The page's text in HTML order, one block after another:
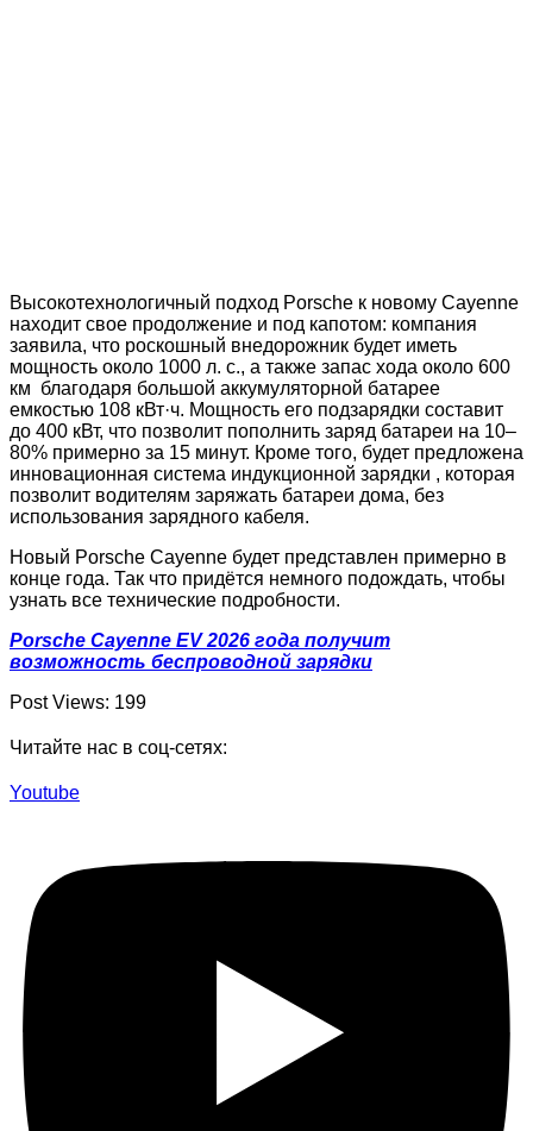
Высокотехнологичный подход Porsche к новому Cayenne
находит свое продолжение и под капотом: компания
заявила, что роскошный внедорожник будет иметь
мощность около 1000 л. с., а также запас хода около 600
км благодаря большой аккумуляторной батарее
емкостью 108 кВт·ч. Мощность его подзарядки составит
до 400 кВт, что позволит пополнить заряд батареи на 10–
80% примерно за 15 минут. Кроме того, будет предложена
инновационная система индукционной зарядки , которая
позволит водителям заряжать батареи дома, без
использования зарядного кабеля.
Новый Porsche Cayenne будет представлен примерно в
конце года. Так что придётся немного подождать, чтобы
узнать все технические подробности.
Porsche Cayenne EV 2026 года получит
возможность беспроводной зарядки
Post Views: 199
Читайте нас в соц-сетях:
Youtube